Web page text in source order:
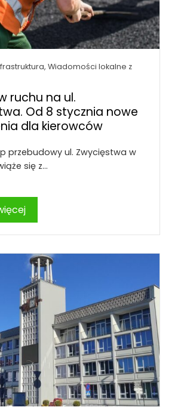
, Wiadomości lokalne z
ruchu na ul.
Od 8 stycznia nowe
dla kierowców
przebudowy ul. Zwycięstwa w
się z…